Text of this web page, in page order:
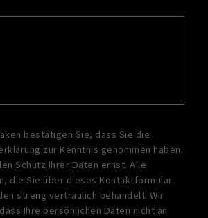
bestätigen Sie, dass Sie die
zur Kenntnis genommen haben.
Schutz Ihrer Daten ernst. Alle
die Sie über dieses Kontaktformular
streng vertraulich behandelt. Wir
Ihre persönlichen Daten nicht an